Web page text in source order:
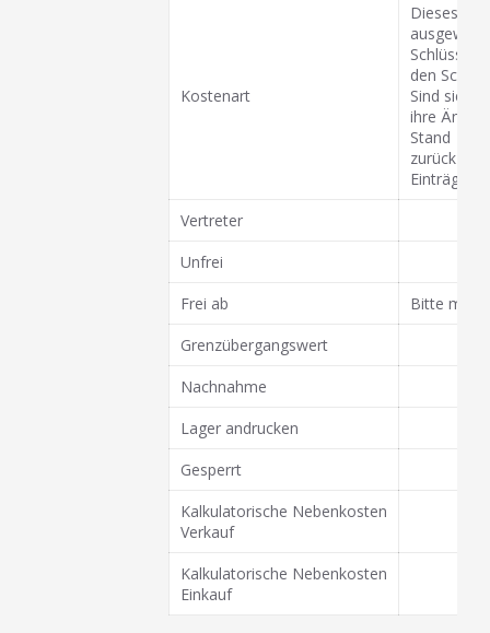
Kostenart
Dieses
Schlüssel
den
Sind sie
ihre
Stand
zurück zu
Einträge
Vertreter
Unfrei
Frei ab
Bitte mit 2
Grenzübergangswert
Nachnahme
Lager andrucken
Gesperrt
Kalkulatorische Nebenkosten
Verkauf
Kalkulatorische Nebenkosten
Einkauf